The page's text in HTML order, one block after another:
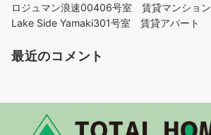
ロジュマン浪速00406号室 賃貸マンション
Lake Side Yamaki301号室 賃貸アパート
最近のコメント